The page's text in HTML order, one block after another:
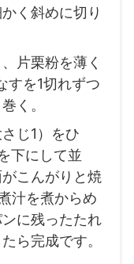
く斜めに切り
片栗粉を薄く
すを1切れずつ
く。
じ1）をひ
下にして並
こんがりと焼
汁を煮からめ
に残ったたれ
ら完成です。